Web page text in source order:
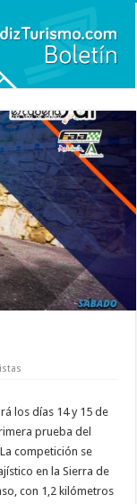
los días 14 y 15 de
prueba del
competición se
en la Sierra de
con 1,2 kilómetros